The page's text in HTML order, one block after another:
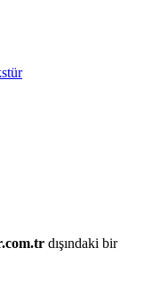
dışındaki bir